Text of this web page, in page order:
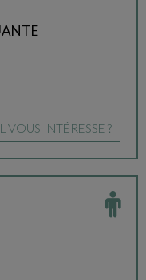
VOUS INTÉRESSE ?